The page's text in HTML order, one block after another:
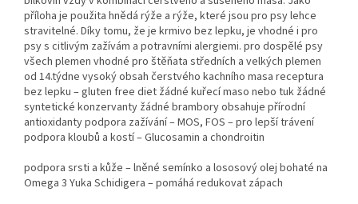
příloha je použita hnědá rýže a rýže, které jsou pro psy lehce
stravitelné. Díky tomu, že je krmivo bez lepku, je vhodné i pro
psy s citlivým zažívám a potravními alergiemi. pro dospělé psy
všech plemen vhodné pro štěňata středních a velkých plemen
od 14.týdne vysoký obsah čerstvého kachního masa receptura
bez lepku – gluten free diet žádné kuřecí maso nebo tuk žádné
syntetické konzervanty žádné brambory obsahuje přírodní
antioxidanty podpora zažívání – MOS, FOS – pro lepší trávení
podpora kloubů a kostí – Glucosamin a chondroitin
podpora srsti a kůže – lněné semínko a lososový olej bohaté na
Omega 3 Yuka Schidigera – pomáhá redukovat zápach